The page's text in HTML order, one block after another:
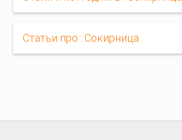
Статьи про : Сокирница